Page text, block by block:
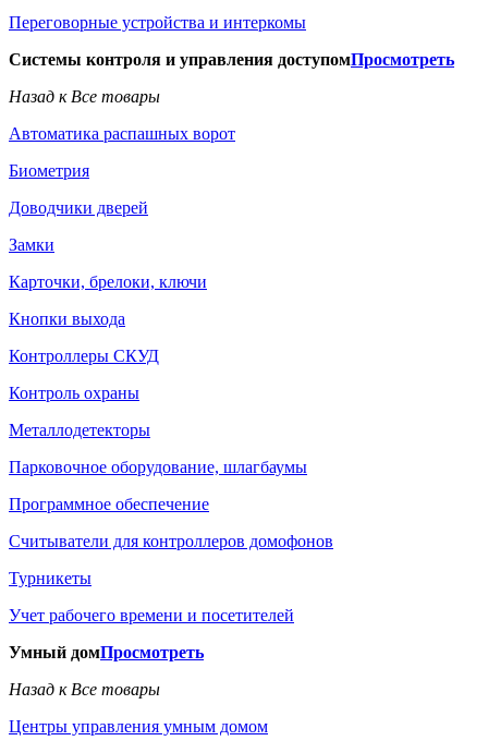
Переговорные устройства и интеркомы
Системы контроля и управления доступомПросмотреть
Назад к Все товары
Автоматика распашных ворот
Биометрия
Доводчики дверей
Замки
Карточки, брелоки, ключи
Кнопки выхода
Контроллеры СКУД
Контроль охраны
Металлодетекторы
Парковочное оборудование, шлагбаумы
Программное обеспечение
Считыватели для контроллеров домофонов
Турникеты
Учет рабочего времени и посетителей
Умный домПросмотреть
Назад к Все товары
Центры управления умным домом